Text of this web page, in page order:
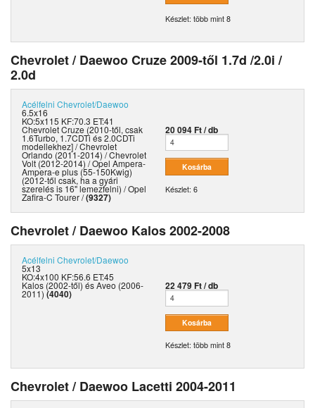
Készlet: több mint 8
Chevrolet / Daewoo Cruze 2009-től 1.7d /2.0i /
2.0d
Acélfelni Chevrolet/Daewoo
6.5x16
KO:5x115 KF:70.3 ET:41
Chevrolet Cruze (2010-től, csak
1.6Turbo, 1.7CDTi és 2.0CDTi
modellekhez] / Chevrolet
Orlando (2011-2014) / Chevrolet
Volt (2012-2014) / Opel Ampera-
Ampera-e plus (55-150Kwig)
(2012-től csak, ha a gyári
szerelés is 16" lemezfelni) / Opel
Zafira-C Tourer /(9327)
20 094 Ft / db
Készlet: 6
Chevrolet / Daewoo Kalos 2002-2008
Acélfelni Chevrolet/Daewoo
5x13
KO:4x100 KF:56.6 ET:45
Kalos (2002-től) és Aveo (2006-
2011) (4040)
22 479 Ft / db
Készlet: több mint 8
Chevrolet / Daewoo Lacetti 2004-2011